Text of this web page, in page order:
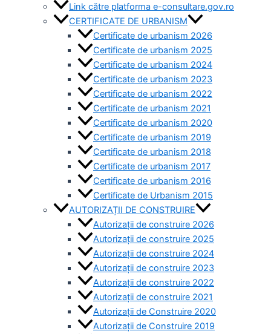
Link către platforma e-consultare.gov.ro
CERTIFICATE DE URBANISM
Certificate de urbanism 2026
Certificate de urbanism 2025
Certificate de urbanism 2024
Certificate de urbanism 2023
Certificate de urbanism 2022
Certificate de urbanism 2021
Certificate de urbanism 2020
Certificate de urbanism 2019
Certificate de urbanism 2018
Certificate de urbanism 2017
Certificate de urbanism 2016
Certificate de Urbanism 2015
AUTORIZAȚII DE CONSTRUIRE
Autorizații de construire 2026
Autorizații de construire 2025
Autorizații de construire 2024
Autorizații de construire 2023
Autorizații de construire 2022
Autorizații de construire 2021
Autorizații de Construire 2020
Autorizații de Construire 2019